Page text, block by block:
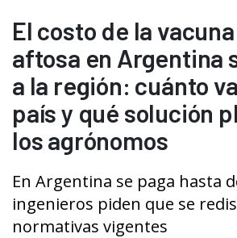
El costo de la
aftosa en Argentina
a la región: cuánto
país y qué solución
los agrónomos
En Argentina se paga hasta
ingenieros piden que se
normativas vigentes